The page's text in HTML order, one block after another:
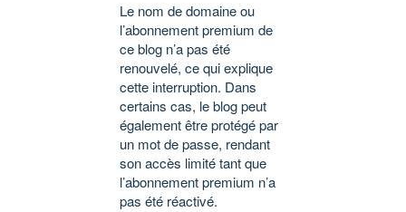
Le nom de domaine ou
l’abonnement premium de
ce blog n’a pas été
renouvelé, ce qui explique
cette interruption. Dans
certains cas, le blog peut
également être protégé par
un mot de passe, rendant
son accès limité tant que
l’abonnement premium n’a
pas été réactivé.